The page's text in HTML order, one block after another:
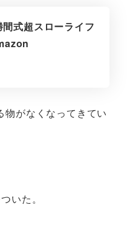
式超スローライフ
物がなくなってきてい
いた。